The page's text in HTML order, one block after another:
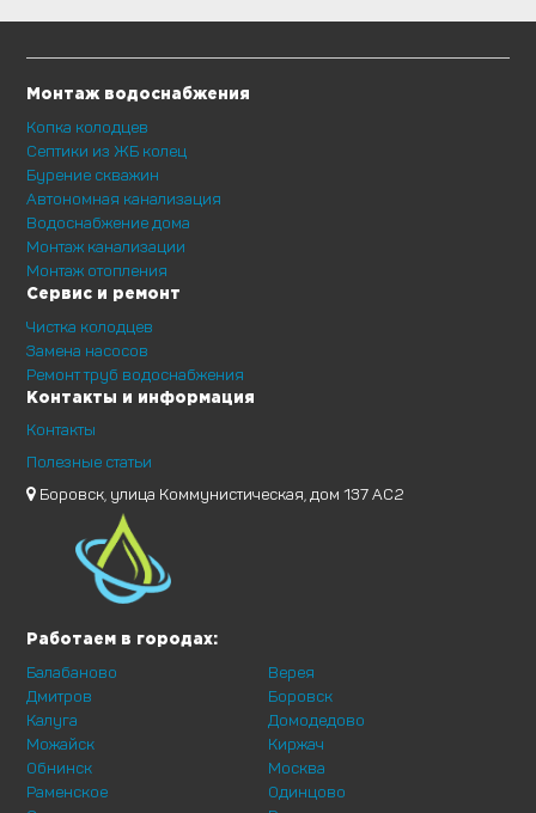
Монтаж водоснабжения
Копка колодцев
Септики из ЖБ колец
Бурение скважин
Автономная канализация
Водоснабжение дома
Монтаж канализации
Монтаж отопления
Сервис и ремонт
Чистка колодцев
Замена насосов
Ремонт труб водоснабжения
Контакты и информация
Контакты
Полезные статьи
Боровск, улица Коммунистическая, дом 137 АС2
Работаем в городах:
Балабаново
Дмитров
Калуга
Можайск
Обнинск
Раменское
Верея
Боровск
Домодедово
Киржач
Москва
Одинцово